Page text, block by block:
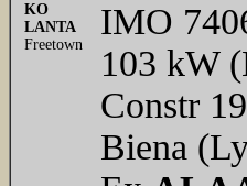
KO
LANTA
Freetown
IMO
103 kW
Constr
Biena